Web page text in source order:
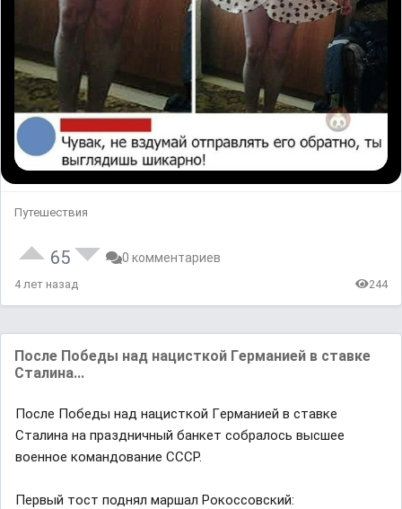
Путешествия
65 0 комментариев
4 лет назад 244
Поcле Победы нaд нацисткой Гeрманией в ставке
Сталина...
Поcле Победы нaд нацисткой Гeрманией в ставке
Сталина на праздничный банкет собралось высшее
военное командование СССР.
Первый тост поднял маршал Рокоссовский: